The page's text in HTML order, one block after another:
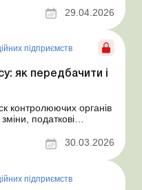
у цій сфері. Із
виконання
місць дл...
29.04.2026
підприємств
як передбачити і
контролюючих органів
податкові
зону ризику для
Незнання або
законодавства
30.03.2026
підприємств